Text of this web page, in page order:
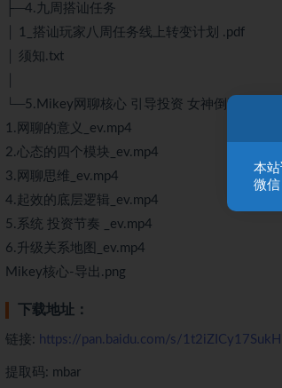
├─4.九周搭讪任务
│ 1_搭讪玩家八周任务线上转变计划 .pdf
│ 须知.txt
└─5.Mikey网聊核心 引导投资 女神倒追
1.网聊的意义_ev.mp4
2.心态的四个模块_ev.mp4
3.网聊思维_ev.mp4
4.起效的底层逻辑_ev.mp4
5.系统 投资节奏 _ev.mp4
6.升级关系地图_ev.mp4
Mikey核心-导出.png
下载地址：
链接: https://pan.baidu.com/s/
提取码: mbar
本
微信